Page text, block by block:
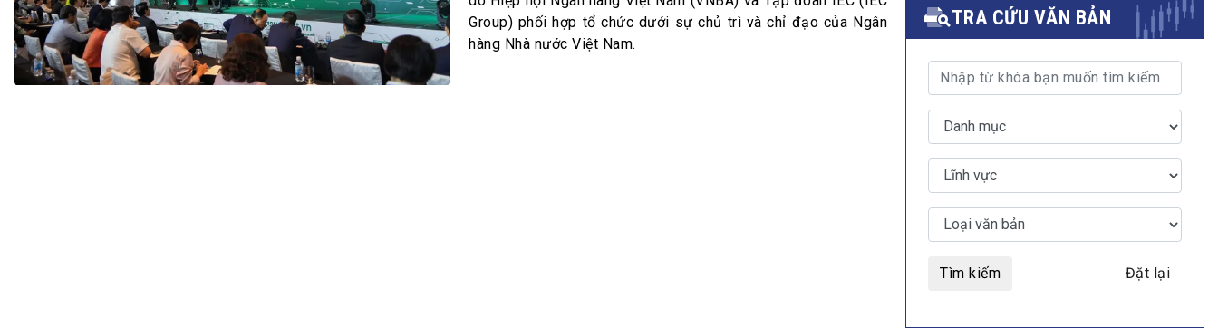
Bộ Chuẩn mực Đạo đức nghề nghiệp
Đối tác
Đấu giá tài sản
Thanh toán –Thẻ
Nhà quản trị
MULTIMEDIA
Video
E-magazines
Group) phối hợp tổ chức dưới sự chủ trì và chỉ đạo của Ngân
hàng Nhà nước Việt Nam.
TRA CỨU VĂN BẢN
Tìm kiếm Đặt lại